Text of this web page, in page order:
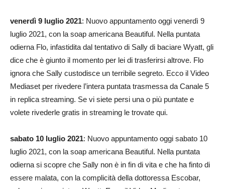
venerdì 9 luglio 2021: Nuovo appuntamento oggi venerdì 9
luglio 2021, con la soap americana Beautiful. Nella puntata
odierna Flo, infastidita dal tentativo di Sally di baciare Wyatt, gli
dice che è giunto il momento per lei di trasferirsi altrove. Flo
ignora che Sally custodisce un terribile segreto. Ecco il Video
Mediaset per rivedere l’intera puntata trasmessa da Canale 5
in replica streaming. Se vi siete persi una o più puntate e
volete rivederle gratis in streaming le trovate qui.
sabato 10 luglio 2021: Nuovo appuntamento oggi sabato 10
luglio 2021, con la soap americana Beautiful. Nella puntata
odierna si scopre che Sally non è in fin di vita e che ha finto di
essere malata, con la complicità della dottoressa Escobar,